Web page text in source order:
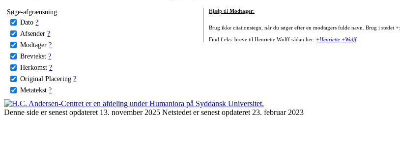
Søge-afgrænsning:
Dato ?
Afsender ?
Modtager ?
Brevtekst ?
Herkomst ?
Original Placering ?
Metatekst ?
Hjælp til Modtager:
Brug ikke citationstegn, når du søger efter en modtagers fulde navn. Brug i stedet +:
Find f.eks. breve til Henriette Wulff sådan her: +Henriette +Wulff.
Denne side er senest opdateret 13. november 2025 Netstedet er senest opdateret 23. februar 2023